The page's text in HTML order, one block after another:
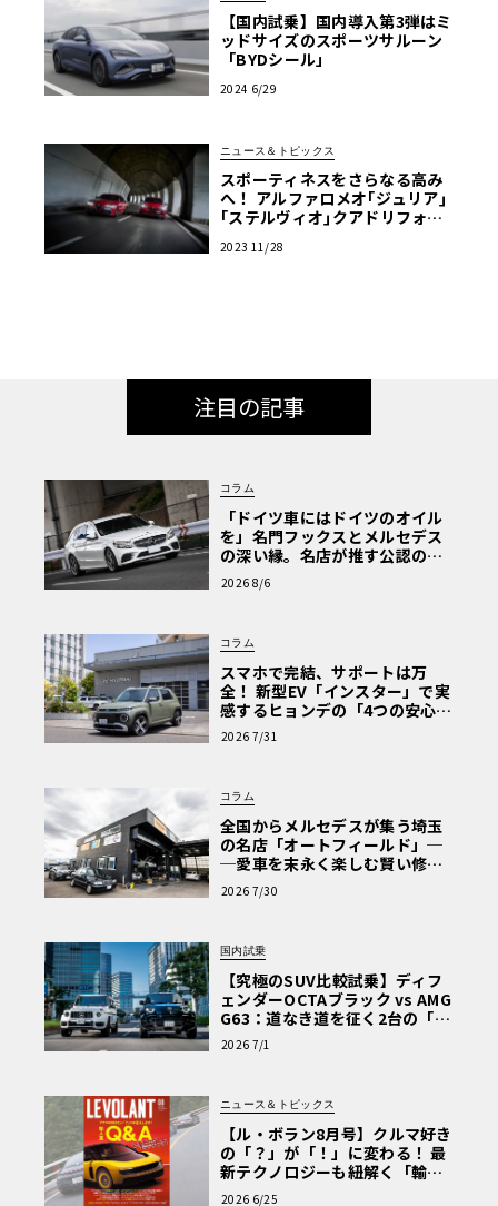
【国内試乗】国内導入第3弾はミ
ッドサイズのスポーツサルーン
「BYDシール」
2024 6/29
ニュース＆トピックス
スポーティネスをさらなる高み
へ！ アルファロメオ｢ジュリア｣
｢ステルヴィオ｣クアドリフォリ
2023 11/28
注目の記事
コラム
「ドイツ車にはドイツのオイル
を」名門フックスとメルセデス
の深い縁。名店が推す公認の安
心と、Cクラスで味わうシルキー
な走り〈PR〉
2026 8/6
コラム
スマホで完結、サポートは万
全！ 新型EV「インスター」で実
感するヒョンデの「4つの安心」
【第1回・ヒョンデ6つの疑問：
Why? Hyundai?】〈PR〉
2026 7/31
コラム
全国からメルセデスが集う埼玉
の名店「オートフィールド」─
─愛車を末永く楽しむ賢い修理
術と、プロがフックス製オイル
を選ぶ理由〈PR〉
2026 7/30
国内試乗
【究極のSUV比較試乗】ディフ
ェンダーOCTAブラック vs AMG
G63：道なき道を征く2台の「対
極的アプローチ」
2026 7/1
ニュース＆トピックス
【ル・ボラン8月号】クルマ好き
の「？」が「！」に変わる！ 最
新テクノロジーも紐解く「輸入
車Q&A」
2026 6/25